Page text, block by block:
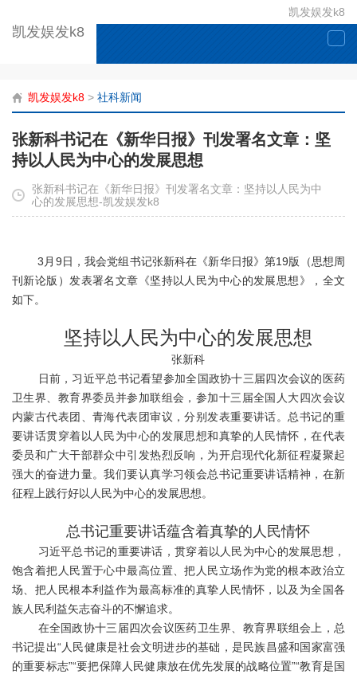
凯发娱发k8
凯发娱发k8
凯发娱发k8 > 社科新闻
张新科书记在《新华日报》刊发署名文章：坚
持以人民为中心的发展思想
张新科书记在《新华日报》刊发署名文章：坚持以人民为中
心的发展思想-凯发娱发k8
3月9日，我会党组书记张新科在《新华日报》第19版（思想周
刊新论版）发表署名文章《坚持以人民为中心的发展思想》，全文
如下。
坚持以人民为中心的发展思想
张新科
日前，习近平总书记看望参加全国政协十三届四次会议的医药
卫生界、教育界委员并参加联组会，参加十三届全国人大四次会议
内蒙古代表团、青海代表团审议，分别发表重要讲话。总书记的重
要讲话贯穿着以人民为中心的发展思想和真挚的人民情怀，在代表
委员和广大干部群众中引发热烈反响，为开启现代化新征程凝聚起
强大的奋进力量。我们要认真学习领会总书记重要讲话精神，在新
征程上践行好以人民为中心的发展思想。
总书记重要讲话蕴含着真挚的人民情怀
习近平总书记的重要讲话，贯穿着以人民为中心的发展思想，
饱含着把人民置于心中最高位置、把人民立场作为党的根本政治立
场、把人民根本利益作为最高标准的真挚人民情怀，以及为全国各
族人民利益矢志奋斗的不懈追求。
在全国政协十三届四次会议医药卫生界、教育界联组会上，总
书记提出“人民健康是社会文明进步的基础，是民族昌盛和国家富强
的重要标志”“要把保障人民健康放在优先发展的战略位置”“教育是国